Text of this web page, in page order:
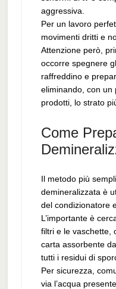
aggressiva.
Per un lavoro
movimenti dritti e
Attenzione però,
occorre spegnere
raffreddino e
eliminando, con un
prodotti, lo strato
Come
Il metodo più
demineralizzata è
del condizionatore
L’importante è
filtri e le vaschette,
carta assorbente
tutti i residui di
Per sicurezza,
via l’acqua